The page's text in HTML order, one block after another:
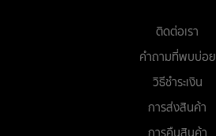
ติดต่อเรา
คำถามที่พบบ่อย
วิธีชำระเงิน
การส่งสินค้า